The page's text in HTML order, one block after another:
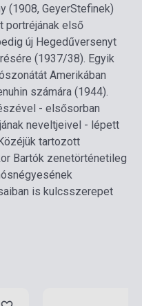
(1908, GeyerStefinek)
portréjának első
új Hegedűversenyt
(1937/38). Egyik
Amerikában
számára (1944).
- elsősorban
neveltjeivel - lépett
tartozott
Bartók zenetörténetileg
is kulcsszerepet